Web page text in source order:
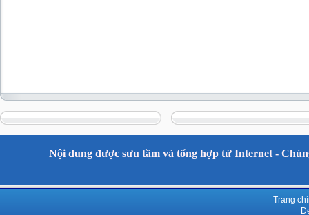
Nội dung được sưu tầm và tổng hợp từ Internet -
Trang